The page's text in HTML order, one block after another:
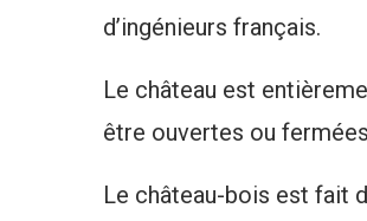
d’ingénieurs français.
Le château est
être ouvertes ou
Le château-bois est fait